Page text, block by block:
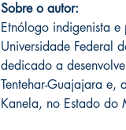
Sobre o autor:
Etnólogo indigenista
Universidade Federal
dedicado a
Tentehar-Guajajara e,
Kanela, no Estado do